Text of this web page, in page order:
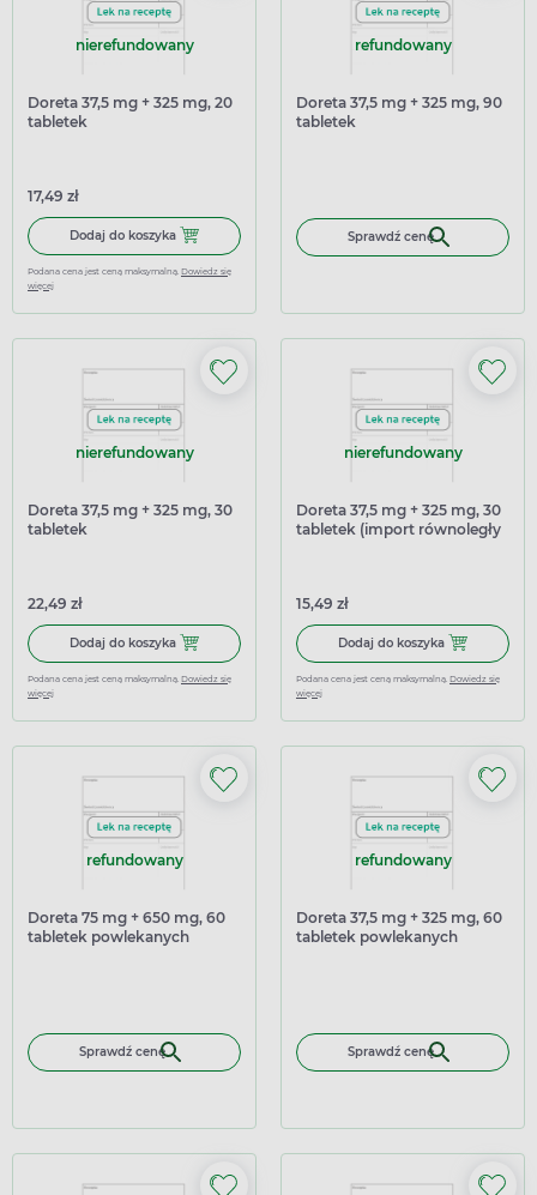
nierefundowany
Doreta 37,5 mg + 325 mg, 20
tabletek
17,49 zł
Dodaj do koszyka Dodaj do koszyka Doreta 37,5 mg + 325 mg, 20 tabletek
Podana cena jest ceną maksymalną. Dowiedz się
więcej
refundowany
Doreta 37,5 mg + 325 mg, 90
tabletek
Sprawdź cenę
nierefundowany
Doreta 37,5 mg + 325 mg, 30
tabletek
22,49 zł
Dodaj do koszyka Dodaj do koszyka Doreta 37,5 mg + 325 mg, 30 tabletek
Podana cena jest ceną maksymalną. Dowiedz się
więcej
nierefundowany
Doreta 37,5 mg + 325 mg, 30
tabletek (import równoległy
15,49 zł
Dodaj do koszyka Dodaj do
Podana cena jest ceną maksymalną. Dowiedz się
więcej
refundowany
Doreta 75 mg + 650 mg, 60
tabletek powlekanych
Sprawdź cenę
refundowany
Doreta 37,5 mg + 325 mg, 60
tabletek powlekanych
Sprawdź cenę